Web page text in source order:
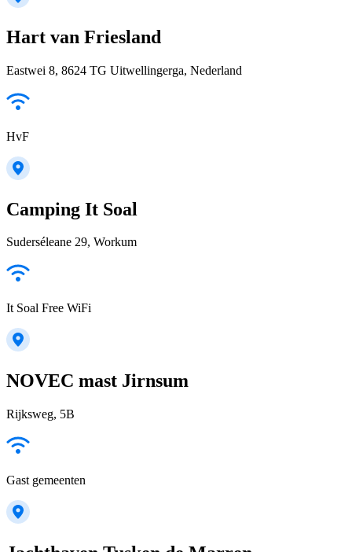
Hart van Friesland
Eastwei 8, 8624 TG Uitwellingerga, Nederland
HvF
Camping It Soal
Suderséleane 29, Workum
It Soal Free WiFi
NOVEC mast Jirnsum
Rijksweg, 5B
Gast gemeenten